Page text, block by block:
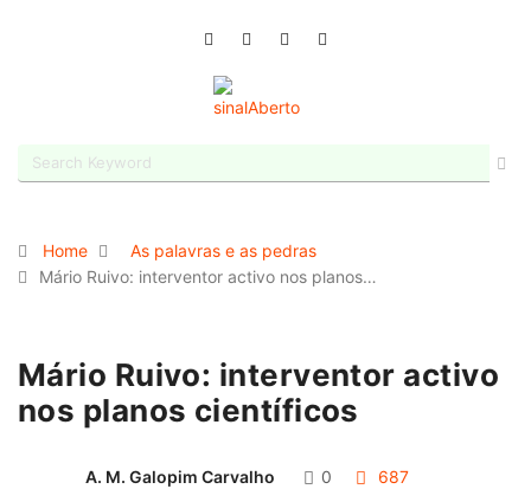
Home
As palavras e as pedras
Mário Ruivo: interventor activo nos planos…
Mário Ruivo: interventor activo
nos planos científicos
A. M. Galopim Carvalho 0 687